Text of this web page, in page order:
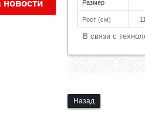
Размер
Рост (см)
В связи с
Назад
новости